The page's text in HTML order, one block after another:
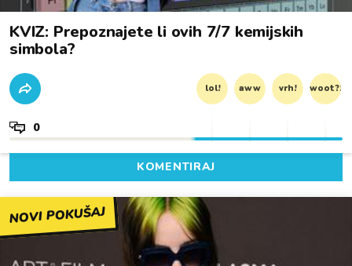
KVIZ: Prepoznajete li ovih 7/7 kemijskih
simbola?
lol! aww vrh! woot?!
0
KOMENTIRAJ
NOVI POKUŠAJ